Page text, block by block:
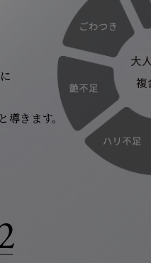
導きます。